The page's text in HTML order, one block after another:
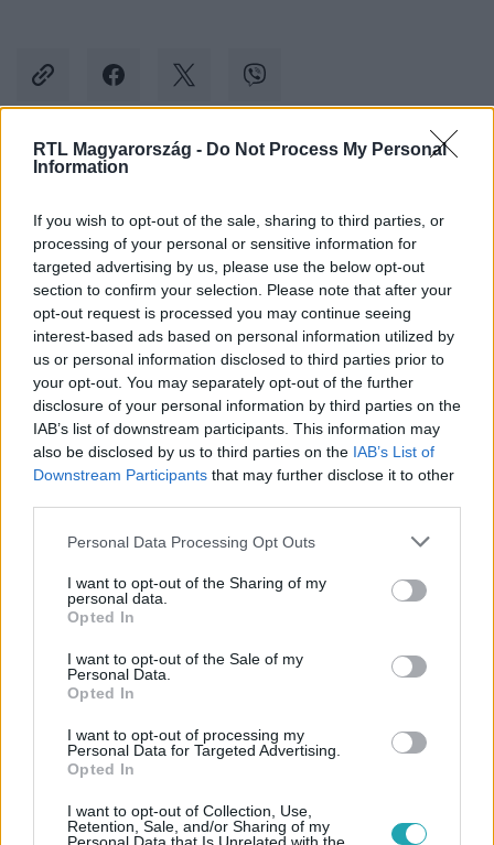
RTL Magyarország - Do Not Process My Personal
Information
If you wish to opt-out of the sale, sharing to third parties, or
processing of your personal or sensitive information for
targeted advertising by us, please use the below opt-out
section to confirm your selection. Please note that after your
opt-out request is processed you may continue seeing
interest-based ads based on personal information utilized by
us or personal information disclosed to third parties prior to
your opt-out. You may separately opt-out of the further
disclosure of your personal information by third parties on the
IAB’s list of downstream participants. This information may
also be disclosed by us to third parties on the IAB’s List of
Downstream Participants that may further disclose it to other
Please note that this website/app uses one or more Google
not limited to your visit or usage behaviour. You may click to
grant or deny consent to Google and its third-party tags to
use your data for below specified purposes in below Google
consent section.
Personal Data Processing Opt Outs
I want to opt-out of the Sharing of my
personal data.
Opted In
I want to opt-out of the Sale of my
Personal Data.
Opted In
I want to opt-out of processing my
Personal Data for Targeted Advertising.
Opted In
I want to opt-out of Collection, Use,
Retention, Sale, and/or Sharing of my
Kövess minket, és értesülj a friss hírekről a
Követem
#KI VAGY TE # BERÉNYI TIMI #ELŐZETESEK
#NEXT #LÉNÁRD #NIKA # HALÁL
RENDŐRSÉG
Népszerű